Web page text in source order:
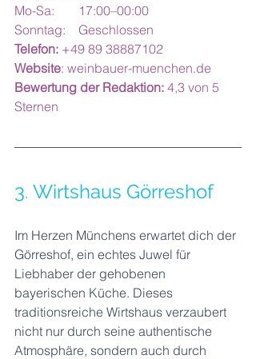
Mo-Sa: 	17:00–00:00
Sonntag: 	Geschlossen
Telefon: +49 89 38887102
Website: weinbauer-muenchen.de
Bewertung der Redaktion: 4,3 von 5
Sternen
3. Wirtshaus Görreshof
Im Herzen Münchens erwartet dich der
Görreshof, ein echtes Juwel für
Liebhaber der gehobenen
bayerischen Küche. Dieses
traditionsreiche Wirtshaus verzaubert
nicht nur durch seine authentische
Atmosphäre, sondern auch durch